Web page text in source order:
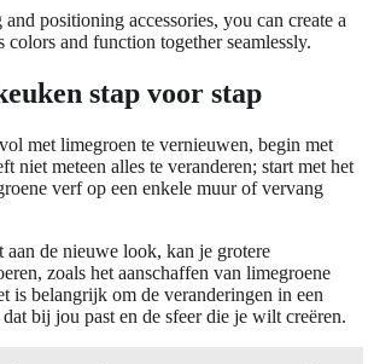
positioning accessories, you can create a
colors and function together seamlessly.
stap voor stap
met limegroen te vernieuwen, begin met
niet meteen alles te veranderen; start met het
verf op een enkele muur of vervang
aan de nieuwe look, kan je grotere
zoals het aanschaffen van limegroene
is belangrijk om de veranderingen in een
bij jou past en de sfeer die je wilt creëren.